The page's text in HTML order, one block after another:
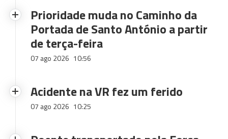
Prioridade muda no Caminho da
Portada de Santo António a partir
de terça-feira
07 ago 2026 10:56
Acidente na VR fez um ferido
07 ago 2026 10:25